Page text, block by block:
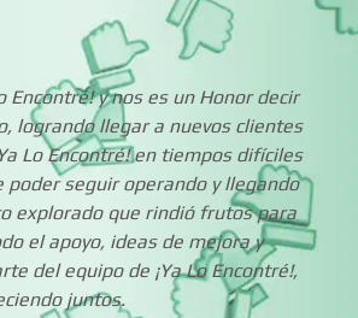
Capacitación
Centros
Centros
Clínicas de Belleza
Encontré! y nos es un Honor decir
logrando llegar a nuevos clientes
Lo Encontré! en tiempos difíciles
seguir operando y llegando
explorado que rindió frutos para
el apoyo, ideas de mejora y
del equipo de ¡Ya Lo Encontré!,
juntos.